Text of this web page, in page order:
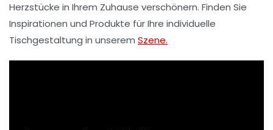
Herzstücke in Ihrem Zuhause verschönern. Finden Sie
Inspirationen und Produkte für Ihre individuelle
Tischgestaltung in unserem Szene.